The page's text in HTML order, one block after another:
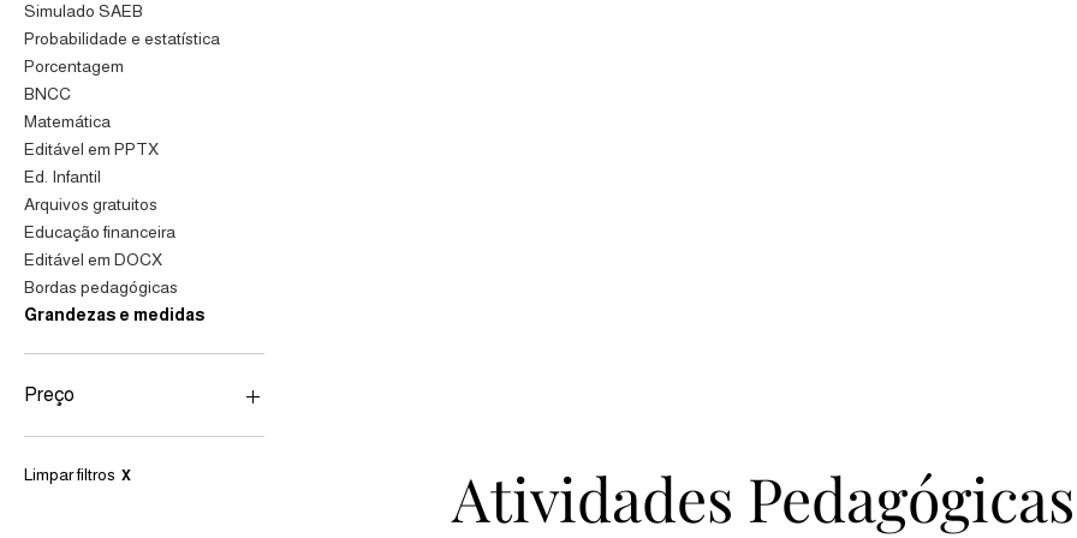
Simulado SAEB
Probabilidade e estatística
Porcentagem
BNCC
Matemática
Editável em PPTX
Ed. Infantil
Arquivos gratuitos
Educação financeira
Editável em DOCX
Bordas pedagógicas
Grandezas e medidas
Preço
Limpar filtros X Atividades